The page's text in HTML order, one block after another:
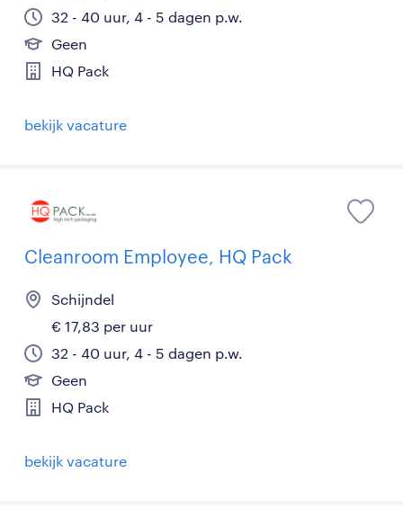
32 - 40 uur, 4 - 5 dagen p.w.
Geen
HQ Pack
bekijk vacature
Cleanroom Employee, HQ Pack
Schijndel
€ 17,83 per uur
32 - 40 uur, 4 - 5 dagen p.w.
Geen
HQ Pack
bekijk vacature